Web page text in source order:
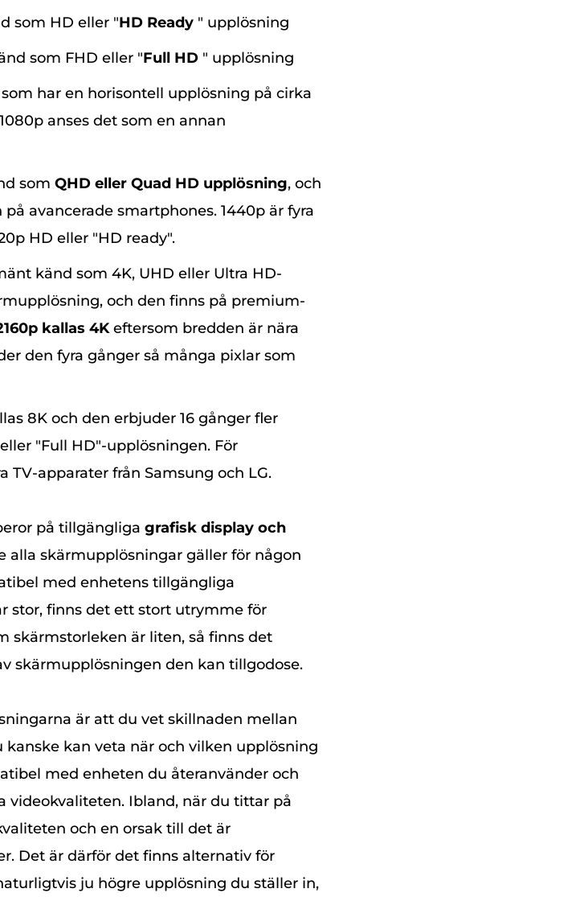
som HD eller "HD Ready " upplösning
som FHD eller "Full HD " upplösning
har en horisontell upplösning på cirka
anses det som en annan
som QHD eller Quad HD upplösning, och
avancerade smartphones. 1440p är fyra
HD eller "HD ready".
känd som 4K, UHD eller Ultra HD-
och den finns på premium-
kallas 4Keftersom bredden är nära
den fyra gånger så många pixlar som
8K och den erbjuder 16 gånger fler
"Full HD"-upplösningen. För
TV-apparater från Samsung och LG.
på tillgängliga grafisk display och
alla skärmupplösningar gäller för någon
med enhetens tillgängliga
stor, finns det ett stort utrymme för
skärmstorleken är liten, så finns det
skärmupplösningen den kan tillgodose.
är att du vet skillnaden mellan
kan veta när och vilken upplösning
med enheten du återanvänder och
videokvaliteten. Ibland, när du tittar på
och en orsak till det är
Det är därför det finns alternativ för
ju högre upplösning du ställer in,